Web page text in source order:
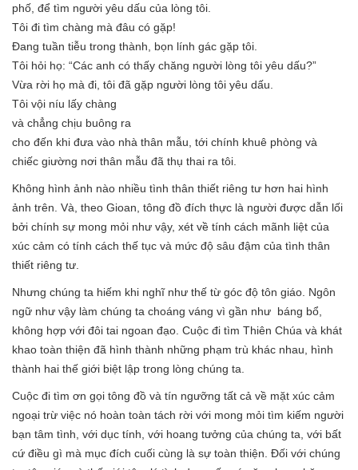
phố, để tìm người yêu dấu của lòng tôi.
Tôi đi tìm chàng mà đâu có gặp!
Đang tuần tiễu trong thành, bọn lính gác gặp tôi.
Tôi hỏi họ: “Các anh có thấy chăng người lòng tôi yêu dấu?”
Vừa rời họ mà đi, tôi đã gặp người lòng tôi yêu dấu.
Tôi vội níu lấy chàng
và chẳng chịu buông ra
cho đến khi đưa vào nhà thân mẫu, tới chính khuê phòng và
chiếc giường nơi thân mẫu đã thụ thai ra tôi.
Không hình ảnh nào nhiều tình thân thiết riêng tư hơn hai hình
ảnh trên. Và, theo Gioan, tông đồ đích thực là người được dẫn lối
bởi chính sự mong mỏi như vậy, xét về tính cách mãnh liệt của
xúc cảm có tính cách thế tục và mức độ sâu đậm của tình thân
thiết riêng tư.
Nhưng chúng ta hiếm khi nghĩ như thế từ góc độ tôn giáo. Ngôn
ngữ như vậy làm chúng ta choáng váng vì gần như báng bổ,
không hợp với đôi tai ngoan đạo. Cuộc đi tìm Thiên Chúa và khát
khao toàn thiện đã hình thành những phạm trù khác nhau, hình
thành hai thế giới biệt lập trong lòng chúng ta.
Cuộc đi tìm ơn gọi tông đồ và tín ngưỡng tất cả về mặt xúc cảm
ngoại trừ việc nó hoàn toàn tách rời với mong mỏi tìm kiếm người
bạn tâm tình, với dục tính, với hoang tưởng của chúng ta, với bất
cứ điều gì mà mục đích cuối cùng là sự toàn thiện. Đối với chúng